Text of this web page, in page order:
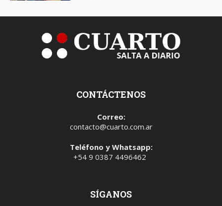
CONTÁCTENOS
Correo:
contacto@cuarto.com.ar
Teléfono y Whatsapp:
+54 9 0387 4496462
SÍGANOS